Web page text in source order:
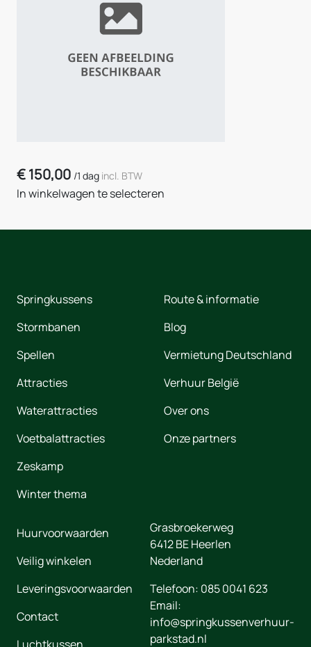
€150,00 /1 dag incl. BTW
In winkelwagen te selecteren
Springkussens
Stormbanen
Spellen
Attracties
Waterattracties
Voetbalattracties
Zeskamp
Winter thema
Route & informatie
Blog
Vermietung Deutschland
Verhuur België
Over ons
Onze partners
Huurvoorwaarden
Veilig winkelen
Leveringsvoorwaarden
Contact
Grasbroekerweg
6412 BEHeerlen
Nederland
Telefoon: 085 0041 623
Email:
info@springkussenverhuur-
parkstad.nl